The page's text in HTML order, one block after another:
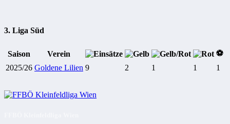
3. Liga Süd
Saison Verein
⚽
2025/26 Goldene Lilien 9 2 1 1 1